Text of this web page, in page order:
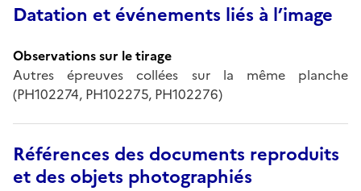
Datation et événements liés à l’image
Observations sur le tirage
Autres épreuves collées sur la même planche
(PH102274, PH102275, PH102276)
Références des documents reproduits
et des objets photographiés